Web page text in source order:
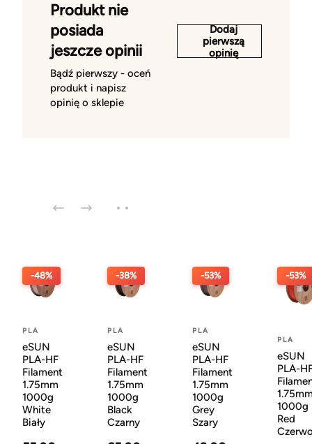
Produkt nie
posiada
jeszcze opinii
Bądź pierwszy - oceń
produkt i napisz
opinię o sklepie
Dodaj
pierwszą
opinię
-48%
PLA
eSUN
PLA-HF
Filament
1.75mm
1000g
White
Biały
-38%
PLA
eSUN
PLA-HF
Filament
1.75mm
1000g
Black
Czarny
-53%
PLA
eSUN
PLA-HF
Filament
1.75mm
1000g
Grey
Szary
-53%
PLA
eSUN
PLA-
1000g
Red